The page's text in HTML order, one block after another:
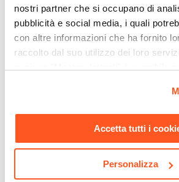
nostri partner che si occupano di
pubblicità e social media, i quali
con altre informazioni che ha fornito
raccolto dal suo utilizzo dei loro
momento. Per maggiori informazioni
Accetta tutti i
Personalizza
cannettata
Caratteristiche Lavabo
Lavabo
Incluso
Colore Lavabo
€ 82,00 € 75,01